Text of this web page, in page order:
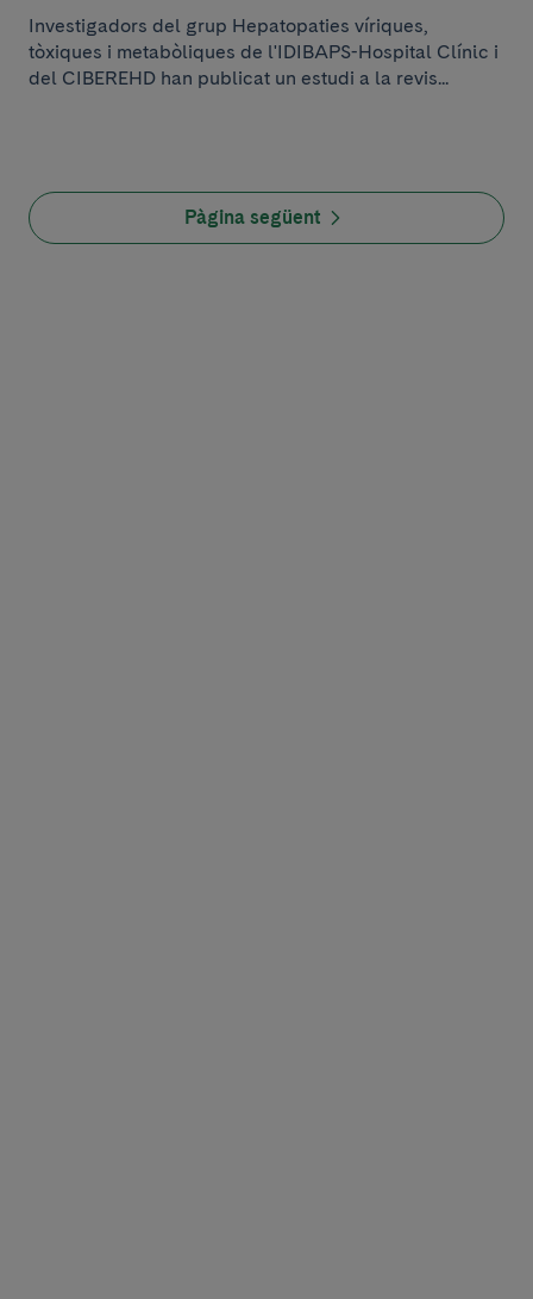
Investigadors del grup Hepatopaties víriques,
tòxiques i metabòliques de l'IDIBAPS-Hospital Clínic i
del CIBEREHD han publicat un estudi a la revis...
Pàgina següent